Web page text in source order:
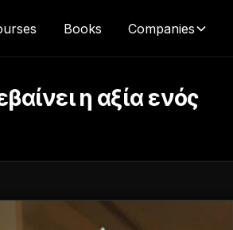
Books Companies
η αξία ενός